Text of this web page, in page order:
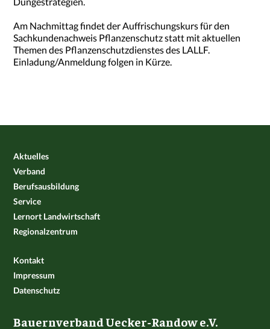
Am Nachmittag findet der Auffrischungskurs für den
Sachkundenachweis Pflanzenschutz statt mit aktuellen
Themen des Pflanzenschutzdienstes des LALLF.
Einladung/Anmeldung folgen in Kürze.
Aktuelles
Verband
Berufsausbildung
Service
Lernort Landwirtschaft
Regionalzentrum
Kontakt
Impressum
Datenschutz
Bauernverband Uecker-Randow e.V.